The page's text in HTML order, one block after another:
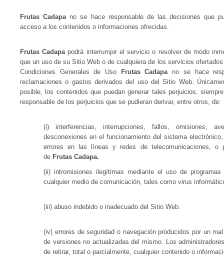
Frutas Cadapano se hace responsable de las decisiones que
acceso a los contenidos o informaciones ofrecidas.
Frutas Cadapapodrá interrumpir el servicio o resolver de modo
que un uso de su Sitio Web o de cualquiera de los servicios
Condiciones Generales de Uso Frutas Cadapano se hace
reclamaciones o gastos derivados del uso del Sitio Web.
posible, los contenidos que puedan generar tales perjuicios,
responsable de los perjuicios que se pudieran derivar, entre otros, de:
(i) interferencias, interrupciones, fallos, omisiones,
desconexiones en el funcionamiento del sistema
errores en las líneas y redes de telecomunicaciones, o
de Frutas Cadapa.
(ii) intromisiones ilegítimas mediante el uso de
cualquier medio de comunicación, tales como virus
(iii) abuso indebido o inadecuado del Sitio Web.
(iv) errores de seguridad o navegación producidos por un
de versiones no actualizadas del mismo. Los
de retirar, total o parcialmente, cualquier contenido o